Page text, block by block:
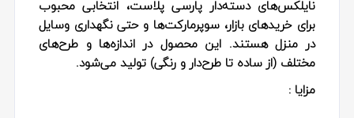
نایلکس‌های دسته‌دار پارسی پلاست، انتخابی محبوب
برای خریدهای بازار، سوپرمارکت‌ها و حتی نگهداری وسایل
در منزل هستند. این محصول در اندازه‌ها و طرح‌های
مختلف (از ساده تا طرح‌دار و رنگی) تولید می‌شود.
مزایا :